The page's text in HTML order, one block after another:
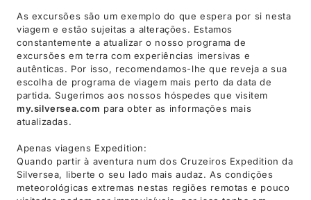
As excursões são um exemplo do que espera por si nesta
viagem e estão sujeitas a alterações. Estamos
constantemente a atualizar o nosso programa de
excursões em terra com experiências imersivas e
autênticas. Por isso, recomendamos-lhe que reveja a sua
escolha de programa de viagem mais perto da data de
partida. Sugerimos aos nossos hóspedes que visitem
my.silversea.com para obter as informações mais
atualizadas.
Apenas viagens Expedition:
Quando partir à aventura num dos Cruzeiros Expedition da
Silversea, liberte o seu lado mais audaz. As condições
meteorológicas extremas nestas regiões remotas e pouco